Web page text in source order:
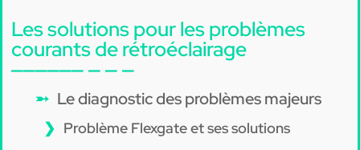
Les solutions pour les problèmes
courants de rétroéclairage
Le diagnostic des problèmes majeurs
Problème Flexgate et ses solutions